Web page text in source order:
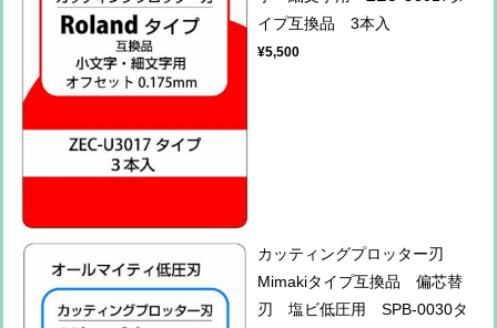
イプ互換品 3本入
¥5,500
カッティングプロッター刃
Mimakiタイプ互換品 偏芯替
刃 塩ビ低圧用 SPB-0030タ